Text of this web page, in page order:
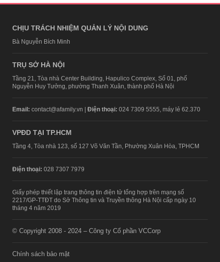
CHỊU TRÁCH NHIỆM QUẢN LÝ NỘI DUNG
Bà Nguyễn Bích Minh
TRỤ SỞ HÀ NỘI
Tầng 21, Tòa nhà Center Building, Hapulico Complex, Số 01, phố
Nguyễn Huy Tưởng, phường Thanh Xuân, thành phố Hà Nội
Email: contact@afamily.vn | Điện thoại: 024 7309 5555, máy lẻ 62.370
VPĐD TẠI TP.HCM
Tầng 4, Tòa nhà 123, số 127 Võ Văn Tần, Phường Xuân Hòa, TPHCM
Điện thoại: 028 7307 7979
Giấy phép thiết lập trang thông tin điện tử tổng hợp trên mạng số
2217/GP-TTĐT do Sở Thông tin và Truyền thông Hà Nội cấp ngày 10
tháng 4 năm 2019
© Copyright 2008 - 2024 – Công ty Cổ phần VCCorp
Chính sách bảo mật